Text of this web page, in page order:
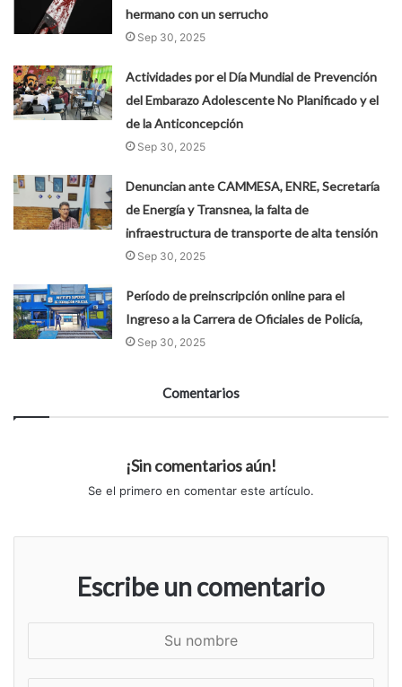
hermano con un serrucho
Sep 30, 2025
Actividades por el Día Mundial de Prevención
del Embarazo Adolescente No Planificado y el
de la Anticoncepción
Sep 30, 2025
Denuncian ante CAMMESA, ENRE, Secretaría
de Energía y Transnea, la falta de
infraestructura de transporte de alta tensión
Sep 30, 2025
Período de preinscripción online para el
Ingreso a la Carrera de Oficiales de Policía,
Sep 30, 2025
Comentarios
¡Sin comentarios aún!
Se el primero en comentar este artículo.
Escribe un comentario